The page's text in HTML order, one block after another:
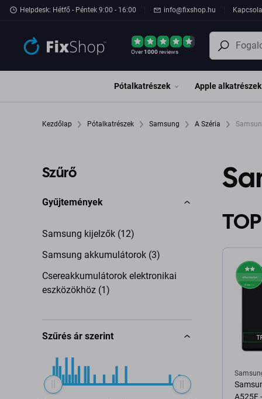
Ugrás az oldal fő részéhez
Helpdesk: Hétfő - Péntek 9:00 - 16:00 info@fixshop.hu
Over1000reviews
Pótalkatrészek Apple alkatrészek
Kezdőlap Pótalkatrészek Samsung A Széria
Szűrő
Gyűjtemények
Samsung kijelzők (12)
Samsung akkumulátorok (3)
Csereakkumulátorok elektronikai
eszközökhöz (1)
Szűrés ár szerint
A525F